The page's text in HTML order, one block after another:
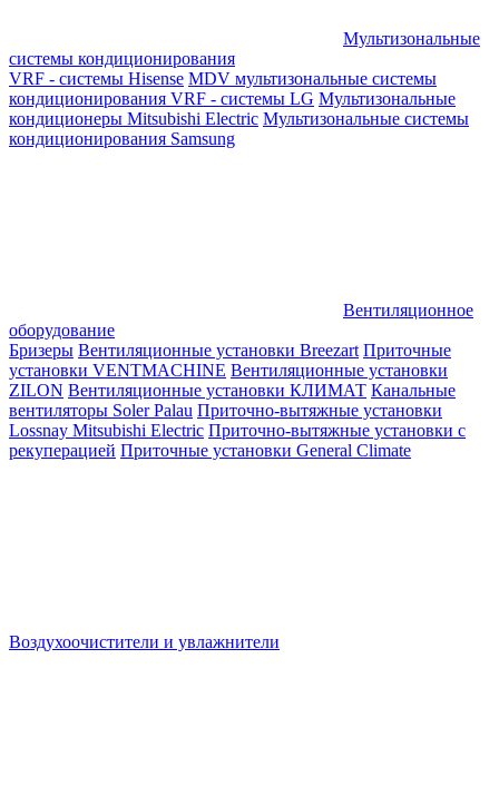
Мультизональные
системы кондиционирования
VRF - системы Hisense MDV мультизональные системы
кондиционирования VRF - системы LG Мультизональные
кондиционеры Mitsubishi Electric Мультизональные системы
кондиционирования Samsung
Вентиляционное
оборудование
Бризеры Вентиляционные установки Breezart Приточные
установки VENTMACHINE Вентиляционные установки
ZILON Вентиляционные установки КЛИМАТ Канальные
вентиляторы Soler Palau Приточно-вытяжные установки
Lossnay Mitsubishi Electric Приточно-вытяжные установки с
рекуперацией Приточные установки General Climate
Воздухоочистители и увлажнители